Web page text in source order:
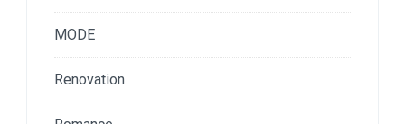
MODE
Renovation